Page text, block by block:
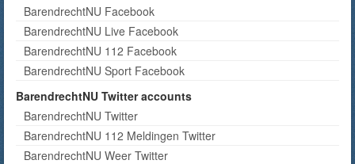
BarendrechtNU Facebook
BarendrechtNU Live Facebook
BarendrechtNU 112 Facebook
BarendrechtNU Sport Facebook
BarendrechtNU Twitter accounts
BarendrechtNU Twitter
BarendrechtNU 112 Meldingen Twitter
BarendrechtNU Weer Twitter